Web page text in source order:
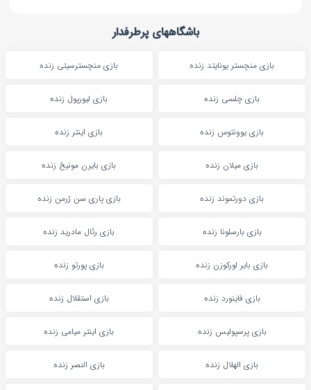
باشگاههای پرطرفدار
بازی منچستر یونایتد زنده بازی منچسترسیتی زنده
بازی چلسی زنده بازی لیورپول زنده
بازی یوونتوس زنده بازی اینتر زنده
بازی میلان زنده بازی بایرن مونیخ زنده
بازی دورتموند زنده بازی پاری سن ژرمن زنده
بازی بارسلونا زنده بازی رئال مادرید زنده
بازی بایر لورکوزن زنده بازی پورتو زنده
بازی فاینورد زنده بازی استقلال زنده
بازی پرسپولیس زنده بازی اینتر میامی زنده
بازی الهلال زنده بازی النصر زنده